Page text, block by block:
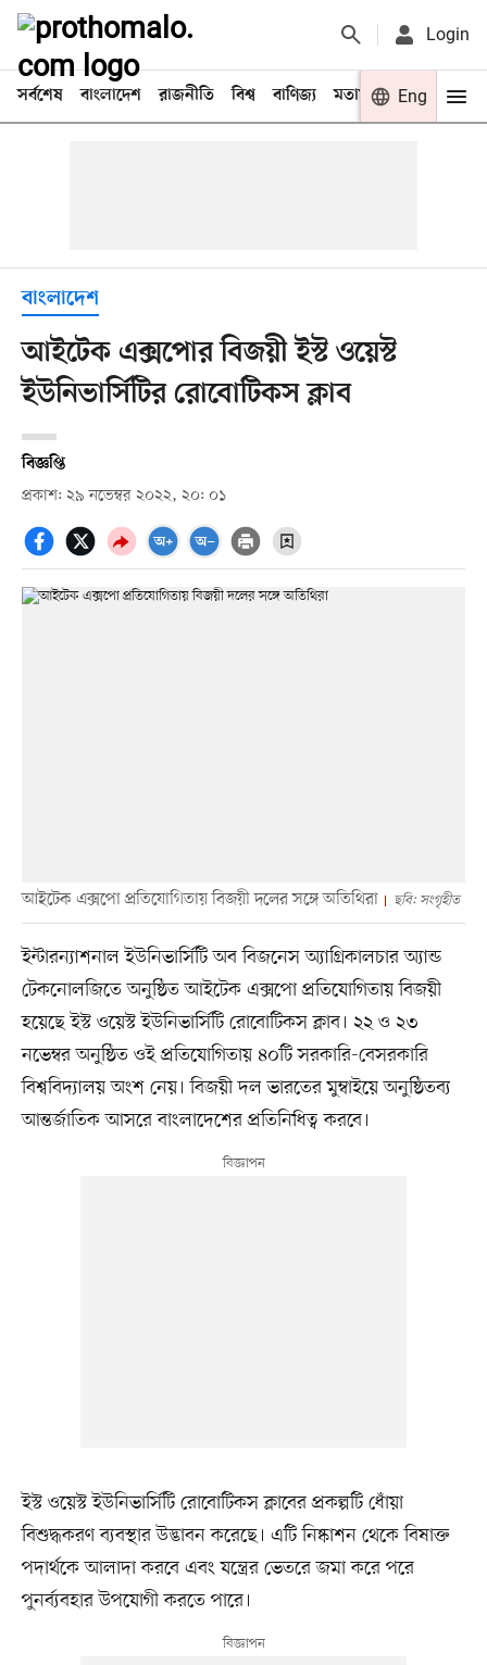
Login
সর্বশেষ বাংলাদেশ রাজনীতি বিশ্ব বাণিজ্য মতামত খেলা
Eng
বাংলাদেশ
আইটেক এক্সপোর বিজয়ী ইস্ট ওয়েস্ট
ইউনিভার্সিটির রোবোটিকস ক্লাব
বিজ্ঞপ্তি
প্রকাশ: ২৯ নভেম্বর ২০২২, ২০: ০১
আইটেক এক্সপো প্রতিযোগিতায় বিজয়ী দলের সঙ্গে অতিথিরা ছবি: সংগৃহীত
ইন্টারন্যাশনাল ইউনিভার্সিটি অব বিজনেস অ্যাগ্রিকালচার অ্যান্ড
টেকনোলজিতে অনুষ্ঠিত আইটেক এক্সপো প্রতিযোগিতায় বিজয়ী
হয়েছে ইস্ট ওয়েস্ট ইউনিভার্সিটি রোবোটিকস ক্লাব। ২২ ও ২৩
নভেম্বর অনুষ্ঠিত ওই প্রতিযোগিতায় ৪০টি সরকারি-বেসরকারি
বিশ্ববিদ্যালয় অংশ নেয়। বিজয়ী দল ভারতের মুম্বাইয়ে অনুষ্ঠিতব্য
আন্তর্জাতিক আসরে বাংলাদেশের প্রতিনিধিত্ব করবে।
ইস্ট ওয়েস্ট ইউনিভার্সিটি রোবোটিকস ক্লাবের প্রকল্পটি ধোঁয়া
বিশুদ্ধকরণ ব্যবস্থার উদ্ভাবন করেছে। এটি নিষ্কাশন থেকে বিষাক্ত
পদার্থকে আলাদা করবে এবং যন্ত্রের ভেতরে জমা করে পরে
পুনর্ব্যবহার উপযোগী করতে পারে।